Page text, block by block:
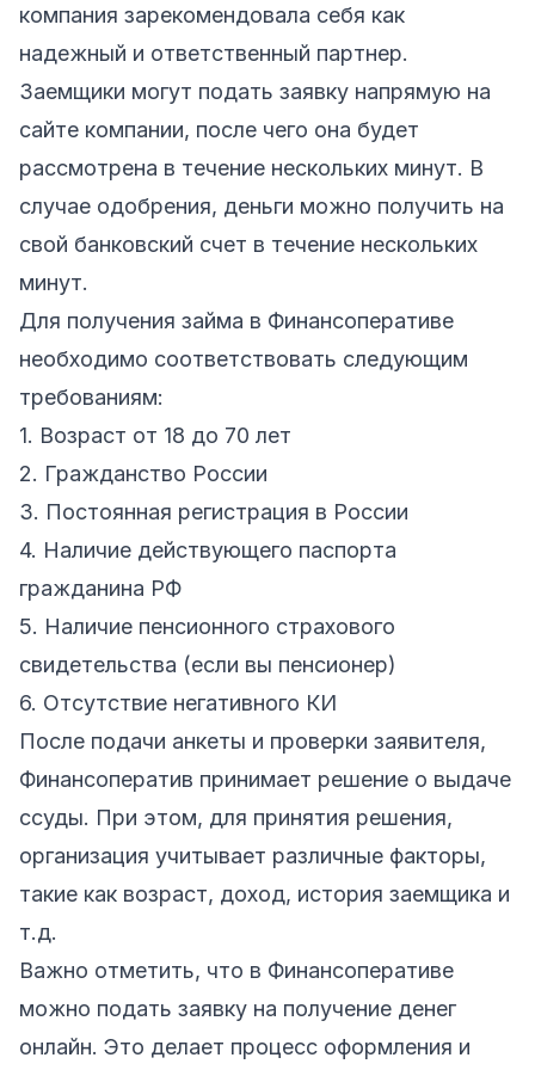
компания зарекомендовала себя как
надежный и ответственный партнер.
Заемщики могут подать заявку напрямую на
сайте компании, после чего она будет
рассмотрена в течение нескольких минут. В
случае одобрения, деньги можно получить на
свой банковский счет в течение нескольких
минут.
Для получения займа в Финансоперативе
необходимо соответствовать следующим
требованиям:
1. Возраст от 18 до 70 лет
2. Гражданство России
3. Постоянная регистрация в России
4. Наличие действующего паспорта
гражданина РФ
5. Наличие пенсионного страхового
свидетельства (если вы пенсионер)
6. Отсутствие негативного КИ
После подачи анкеты и проверки заявителя,
Финансоператив принимает решение о выдаче
ссуды. При этом, для принятия решения,
организация учитывает различные факторы,
такие как возраст, доход, история заемщика и
т.д.
Важно отметить, что в Финансоперативе
можно подать заявку на получение денег
онлайн. Это делает процесс оформления и